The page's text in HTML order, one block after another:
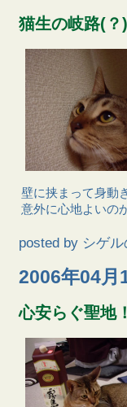
猫生の岐路(？)
壁に挟まって身動
意外に心地よいの
posted by シゲ
2006年04月
心安らぐ聖地